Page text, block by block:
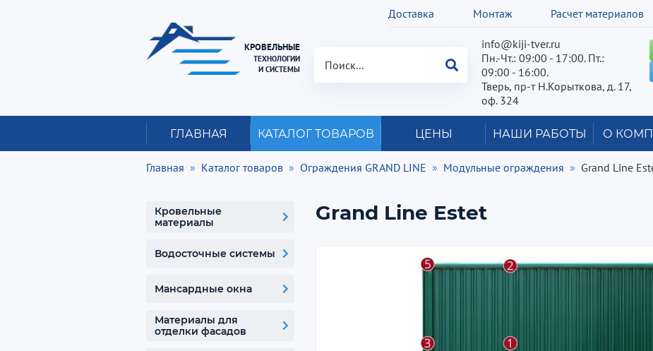
Доставка Монтаж Расчет материалов
КРОВЕЛЬНЫЕ
ТЕХНОЛОГИИ
И СИСТЕМЫ
info@kiji-tver.ru
Пн.-Чт.: 09:00 - 17:00. Пт.:
09:00 - 16:00.
Тверь, пр-т Н.Корыткова, д. 17,
оф. 324
ГЛАВНАЯ КАТАЛОГ ТОВАРОВ ЦЕНЫ НАШИ РАБОТЫ О
Главная Каталог товаров Ограждения GRAND LINE Модульные ограждения Grand Line
Grand Line Estet
Кровельные
материалы
Водосточные системы
Мансардные окна
Материалы для
отделки фасадов